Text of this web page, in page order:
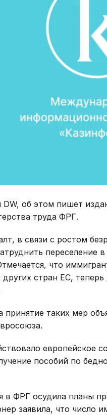
об этом пишет
труда ФРГ.
в связи с ростом
переселение
что
стран ЕС,
принятие таких мер
европейское
пособий по
ФРГ осудила планы
заявила, что число